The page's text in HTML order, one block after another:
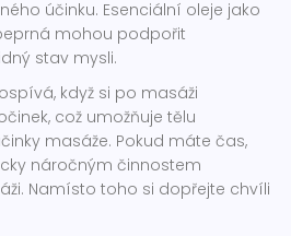
účinku. Esenciální oleje jako
mohou podpořit
stav mysli.
když si po masáži
což umožňuje tělu
masáže. Pokud máte čas,
náročným činnostem
Namísto toho si dopřejte chvíli